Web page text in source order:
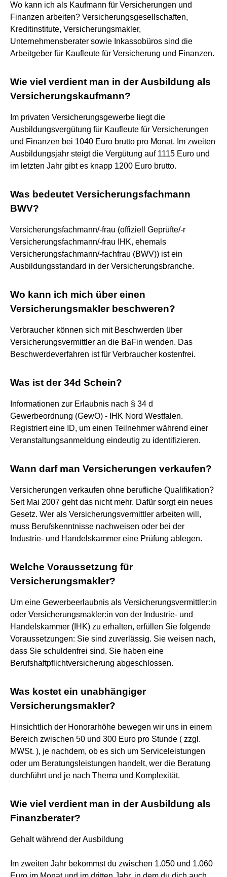
Wo kann ich als Kaufmann für Versicherungen und
Finanzen arbeiten? Versicherungsgesellschaften,
Kreditinstitute, Versicherungsmakler,
Unternehmensberater sowie Inkassobüros sind die
Arbeitgeber für Kaufleute für Versicherung und Finanzen.
Wie viel verdient man in der Ausbildung als
Versicherungskaufmann?
Im privaten Versicherungsgewerbe liegt die
Ausbildungsvergütung für Kaufleute für Versicherungen
und Finanzen bei 1040 Euro brutto pro Monat. Im zweiten
Ausbildungsjahr steigt die Vergütung auf 1115 Euro und
im letzten Jahr gibt es knapp 1200 Euro brutto.
Was bedeutet Versicherungsfachmann
BWV?
Versicherungsfachmann/-frau (offiziell Geprüfte/-r
Versicherungsfachmann/-frau IHK, ehemals
Versicherungsfachmann/-fachfrau (BWV)) ist ein
Ausbildungsstandard in der Versicherungsbranche.
Wo kann ich mich über einen
Versicherungsmakler beschweren?
Verbraucher können sich mit Beschwerden über
Versicherungsvermittler an die BaFin wenden. Das
Beschwerdeverfahren ist für Verbraucher kostenfrei.
Was ist der 34d Schein?
Informationen zur Erlaubnis nach § 34 d
Gewerbeordnung (GewO) - IHK Nord Westfalen.
Registriert eine ID, um einen Teilnehmer während einer
Veranstaltungsanmeldung eindeutig zu identifizieren.
Wann darf man Versicherungen verkaufen?
Versicherungen verkaufen ohne berufliche Qualifikation?
Seit Mai 2007 geht das nicht mehr. Dafür sorgt ein neues
Gesetz. Wer als Versicherungsvermittler arbeiten will,
muss Berufskenntnisse nachweisen oder bei der
Industrie- und Handelskammer eine Prüfung ablegen.
Welche Voraussetzung für
Versicherungsmakler?
Um eine Gewerbeerlaubnis als Versicherungsvermittler:in
oder Versicherungsmakler:in von der Industrie- und
Handelskammer (IHK) zu erhalten, erfüllen Sie folgende
Voraussetzungen: Sie sind zuverlässig. Sie weisen nach,
dass Sie schuldenfrei sind. Sie haben eine
Berufshaftpflichtversicherung abgeschlossen.
Was kostet ein unabhängiger
Versicherungsmakler?
Hinsichtlich der Honorarhöhe bewegen wir uns in einem
Bereich zwischen 50 und 300 Euro pro Stunde ( zzgl.
MWSt. ), je nachdem, ob es sich um Serviceleistungen
oder um Beratungsleistungen handelt, wer die Beratung
durchführt und je nach Thema und Komplexität.
Wie viel verdient man in der Ausbildung als
Finanzberater?
Gehalt während der Ausbildung
Im zweiten Jahr bekommst du zwischen 1.050 und 1.060